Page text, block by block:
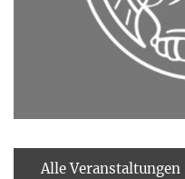
Alle Veranstaltungen